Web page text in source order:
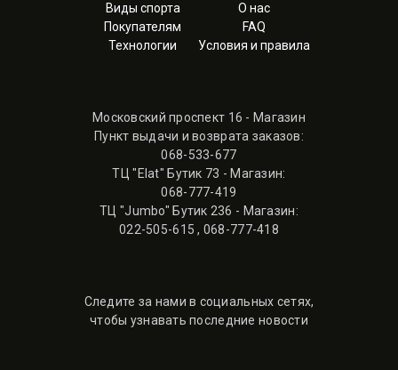
Виды спорта
Покупателям
Технологии
О нас
FAQ
Условия и правила
Московский проспект 16 - Магазин
Пункт выдачи и возврата заказов:
068-533-677
ТЦ "Elat" Бутик 73 - Магазин:
068-777-419
ТЦ "Jumbo" Бутик 236 - Магазин:
022-505-615, 068-777-418
Следите за нами в социальных сетях,
чтобы узнавать последние новости